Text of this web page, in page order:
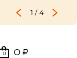
1 / 4
0 0 ₽